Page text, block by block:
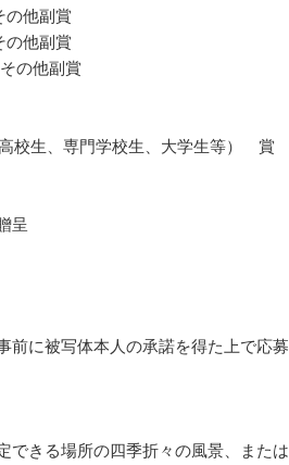
他副賞
他副賞
の他副賞
校生、専門学校生、大学生等） 賞
呈
に被写体本人の承諾を得た上で応募
できる場所の四季折々の風景、または